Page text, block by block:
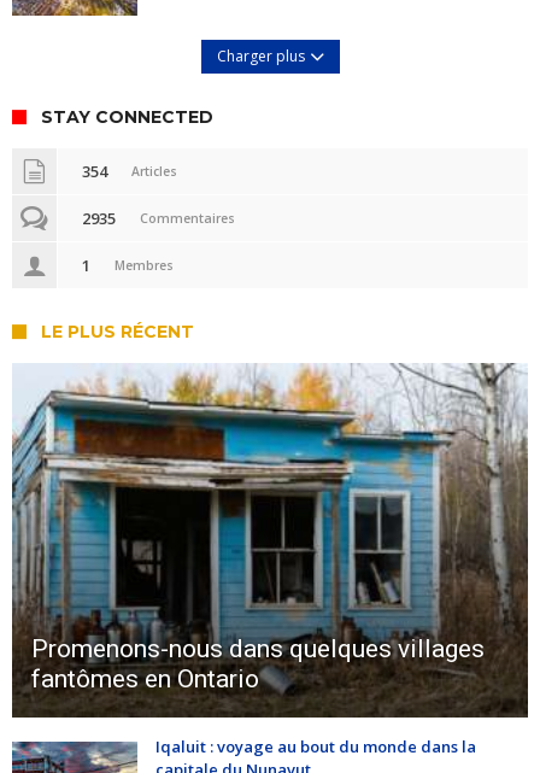
Charger plus
STAY CONNECTED
354 Articles
2935 Commentaires
1 Membres
LE PLUS RÉCENT
Promenons-nous dans quelques villages
fantômes en Ontario
Iqaluit : voyage au bout du monde dans la